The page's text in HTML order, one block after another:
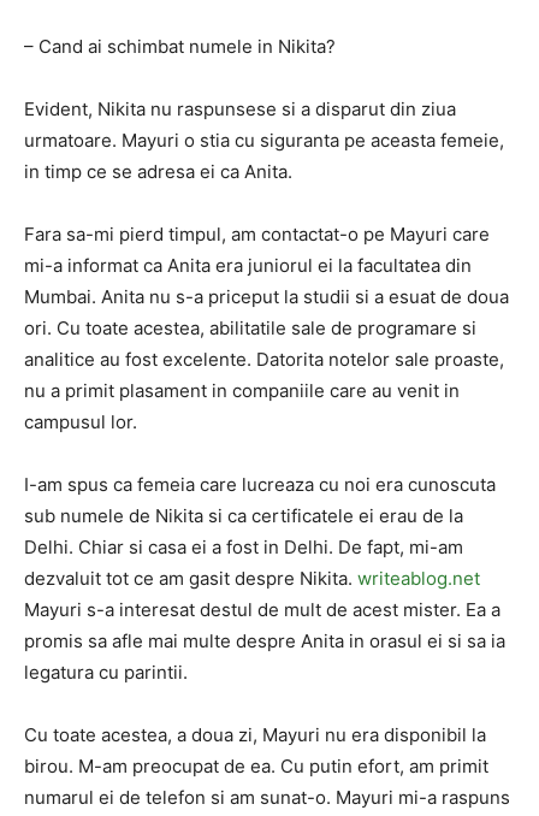
– Cand ai schimbat numele in Nikita?
Evident, Nikita nu raspunsese si a disparut din ziua
urmatoare. Mayuri o stia cu siguranta pe aceasta femeie,
in timp ce se adresa ei ca Anita.
Fara sa-mi pierd timpul, am contactat-o ​​pe Mayuri care
mi-a informat ca Anita era juniorul ei la facultatea din
Mumbai. Anita nu s-a priceput la studii si a esuat de doua
ori. Cu toate acestea, abilitatile sale de programare si
analitice au fost excelente. Datorita notelor sale proaste,
nu a primit plasament in companiile care au venit in
campusul lor.
I-am spus ca femeia care lucreaza cu noi era cunoscuta
sub numele de Nikita si ca certificatele ei erau de la
Delhi. Chiar si casa ei a fost in Delhi. De fapt, mi-am
dezvaluit tot ce am gasit despre Nikita. writeablog.net
Mayuri s-a interesat destul de mult de acest mister. Ea a
promis sa afle mai multe despre Anita in orasul ei si sa ia
legatura cu parintii.
Cu toate acestea, a doua zi, Mayuri nu era disponibil la
birou. M-am preocupat de ea. Cu putin efort, am primit
numarul ei de telefon si am sunat-o. Mayuri mi-a raspuns